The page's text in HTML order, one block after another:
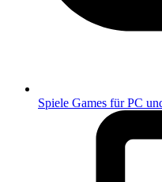
Spiele Games für PC